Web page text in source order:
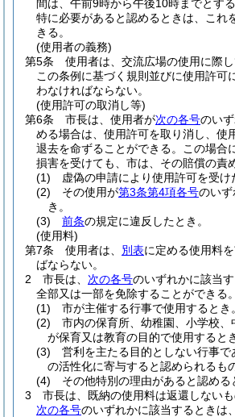
間は、午前9時から午後10時までとする
特に必要があると認めるときは、これ
きる。
(使用者の義務)
第5条
使用者は、交流広場の使用に際
この条例に基づく規則並びに使用許可
わなければならない。
(使用許可の取消し等)
第6条
市長は、使用者が次の各号のい
める場合は、使用許可を取り消し、使
退去を命ずることができる。
この場合
損害を受けても、市は、その賠償の責
(1)
虚偽の申請により使用許可を受け
(2)
その使用が第3条第4項各号のいず
き。
(3)
前条の規定に違反したとき。
(使用料)
第7条
使用者は、 別表に定める使用料
ばならない。
2
市長は、 次の各号のいずれかに該当
全部又は一部を免除することができる。
(1)
市が主催する行事で使用するとき。
(2)
市内の保育所、幼稚園、小学校、
が保育又は教育の目的で使用するとき
(3)
営利を主たる目的としない行事
の活性化に寄与すると認められるも
(4)
その他特別の理由があると認める
3
市長は、既納の使用料は返還しないも
次の各号のいずれかに該当するときは